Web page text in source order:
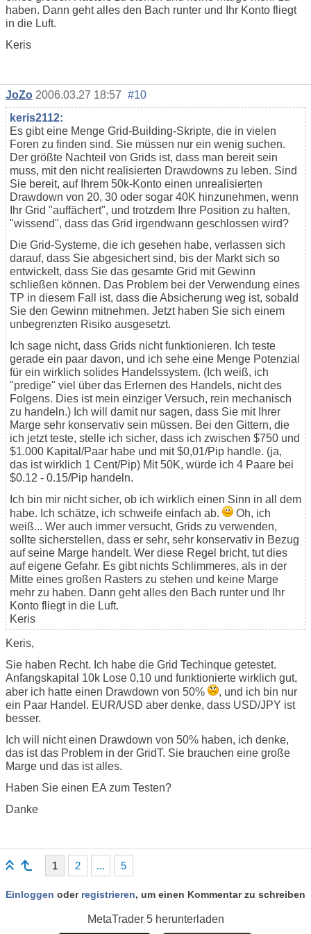
haben. Dann geht alles den Bach runter und Ihr Konto fliegt
in die Luft.
Keris
JoZo 2006.03.27 18:57 #10
keris2112:
Es gibt eine Menge Grid-Building-Skripte, die in vielen
Foren zu finden sind. Sie müssen nur ein wenig suchen.
Der größte Nachteil von Grids ist, dass man bereit sein
muss, mit den nicht realisierten Drawdowns zu leben. Sind
Sie bereit, auf Ihrem 50k-Konto einen unrealisierten
Drawdown von 20, 30 oder sogar 40K hinzunehmen, wenn
Ihr Grid "auffächert", und trotzdem Ihre Position zu halten,
"wissend", dass das Grid irgendwann geschlossen wird?
Die Grid-Systeme, die ich gesehen habe, verlassen sich
darauf, dass Sie abgesichert sind, bis der Markt sich so
entwickelt, dass Sie das gesamte Grid mit Gewinn
schließen können. Das Problem bei der Verwendung eines
TP in diesem Fall ist, dass die Absicherung weg ist, sobald
Sie den Gewinn mitnehmen. Jetzt haben Sie sich einem
unbegrenzten Risiko ausgesetzt.
Ich sage nicht, dass Grids nicht funktionieren. Ich teste
gerade ein paar davon, und ich sehe eine Menge Potenzial
für ein wirklich solides Handelssystem. (Ich weiß, ich
"predige" viel über das Erlernen des Handels, nicht des
Folgens. Dies ist mein einziger Versuch, rein mechanisch
zu handeln.) Ich will damit nur sagen, dass Sie mit Ihrer
Marge sehr konservativ sein müssen. Bei den Gittern, die
ich jetzt teste, stelle ich sicher, dass ich zwischen $750 und
$1.000 Kapital/Paar habe und mit $0,01/Pip handle. (ja,
das ist wirklich 1 Cent/Pip) Mit 50K, würde ich 4 Paare bei
$0.12 - 0.15/Pip handeln.
Ich bin mir nicht sicher, ob ich wirklich einen Sinn in all dem
habe. Ich schätze, ich schweife einfach ab.
Oh, ich
weiß... Wer auch immer versucht, Grids zu verwenden,
sollte sicherstellen, dass er sehr, sehr konservativ in Bezug
auf seine Marge handelt. Wer diese Regel bricht, tut dies
auf eigene Gefahr. Es gibt nichts Schlimmeres, als in der
Mitte eines großen Rasters zu stehen und keine Marge
mehr zu haben. Dann geht alles den Bach runter und Ihr
Konto fliegt in die Luft.
Keris
Keris,
Sie haben Recht. Ich habe die Grid Techinque getestet.
Anfangskapital 10k Lose 0,10 und funktionierte wirklich gut,
aber ich hatte einen Drawdown von 50%
, und ich bin nur
ein Paar Handel. EUR/USD aber denke, dass USD/JPY ist
besser.
Ich will nicht einen Drawdown von 50% haben, ich denke,
das ist das Problem in der GridT. Sie brauchen eine große
Marge und das ist alles.
Haben Sie einen EA zum Testen?
Danke
1 2 ... 5
Einloggen oder registrieren, um einen Kommentar zu schreiben
MetaTrader 5herunterladen